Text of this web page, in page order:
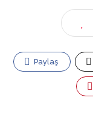
Paylaş